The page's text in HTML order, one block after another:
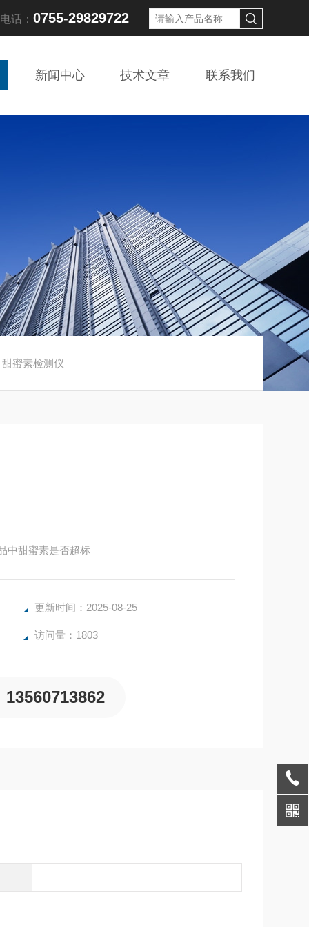
话： 0755-29829722
新闻中心 技术文章 联系我们
蜜素检测仪
中甜蜜素是否超标
更新时间：2025-08-25
访问量：1803
13560713862